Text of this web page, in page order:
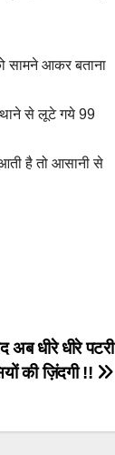
सामने आकर बताना
थाने से लूटे गये 99
आती है तो आसानी से
अब धीरे धीरे पटरी
की ज़िंदगी !!